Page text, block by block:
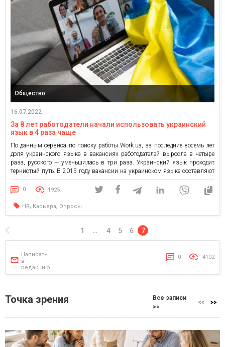
Общество
16.07.2022
За 8 лет работодатели начали использовать украинский
язык в 4 раза чаще
По данным сервиса по поиску работы Work.ua, за последние восемь лет
доля украинского языка в вакансиях работодателей выросла в четыре
раза, русского — уменьшилась в три раза. Украинский язык проходит
тернистый путь. В 2015 году вакансии на украинском языке составляют
16% от общего количества вакансий, размещенных на Work.ua, русский –
80%. Переломный момент начался с […]
0 1925
HR, Карьера, Опросы
1 4 5 6 7
Написать
в
редакцию
0 4102
Точка зрения
Все записи
>>